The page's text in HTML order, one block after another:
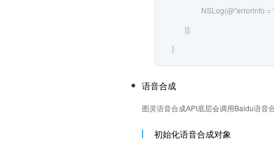
NSLog(@"errorinfo =
}];
}
语音合成
图灵语音合成API底层会调用Baidu语音
初始化语音合成对象